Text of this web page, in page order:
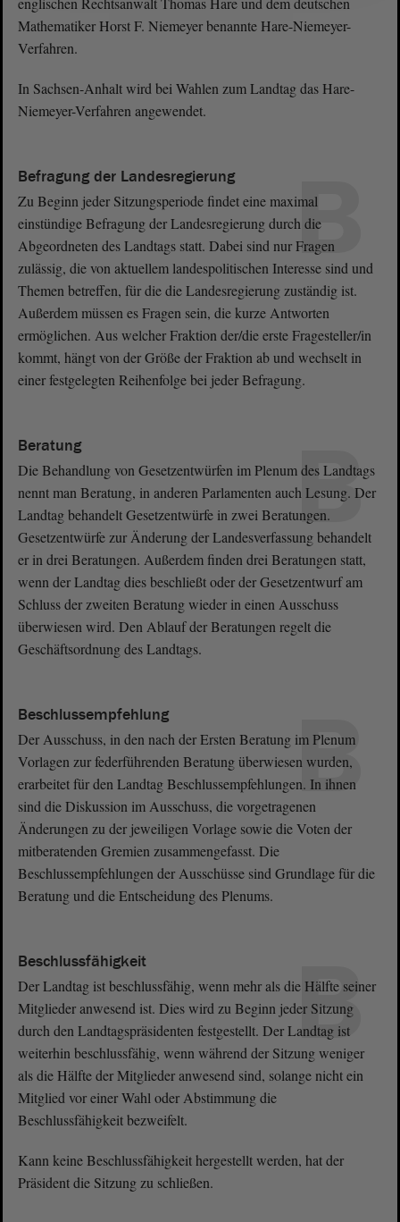
Mathematiker Horst F. Niemeyer benannte Hare-Niemeyer-
Verfahren.
In Sachsen-Anhalt wird bei Wahlen zum Landtag das Hare-
Niemeyer-Verfahren angewendet.
B
Befragung der Landesregierung
Zu Beginn jeder Sitzungsperiode findet eine maximal
einstündige Befragung der Landesregierung durch die
Abgeordneten des Landtags statt. Dabei sind nur Fragen
zulässig, die von aktuellem landespolitischen Interesse sind und
Themen betreffen, für die die Landesregierung zuständig ist.
Außerdem müssen es Fragen sein, die kurze Antworten
ermöglichen. Aus welcher Fraktion der/die erste Fragesteller/in
kommt, hängt von der Größe der Fraktion ab und wechselt in
einer festgelegten Reihenfolge bei jeder Befragung.
B
Beratung
Die Behandlung von Gesetzentwürfen im Plenum des Landtags
nennt man Beratung, in anderen Parlamenten auch Lesung. Der
Landtag behandelt Gesetzentwürfe in zwei Beratungen.
Gesetzentwürfe zur Änderung der Landesverfassung behandelt
er in drei Beratungen. Außerdem finden drei Beratungen statt,
wenn der Landtag dies beschließt oder der Gesetzentwurf am
Schluss der zweiten Beratung wieder in einen Ausschuss
überwiesen wird. Den Ablauf der Beratungen regelt die
Geschäftsordnung des Landtags.
B
Beschlussempfehlung
Der Ausschuss, in den nach der Ersten Beratung im Plenum
Vorlagen zur federführenden Beratung überwiesen wurden,
erarbeitet für den Landtag Beschlussempfehlungen. In ihnen
sind die Diskussion im Ausschuss, die vorgetragenen
Änderungen zu der jeweiligen Vorlage sowie die Voten der
mitberatenden Gremien zusammengefasst. Die
Beschlussempfehlungen der Ausschüsse sind Grundlage für die
Beratung und die Entscheidung des Plenums.
B
Beschlussfähigkeit
Der Landtag ist beschlussfähig, wenn mehr als die Hälfte seiner
Mitglieder anwesend ist. Dies wird zu Beginn jeder Sitzung
durch den Landtagspräsidenten festgestellt. Der Landtag ist
weiterhin beschlussfähig, wenn während der Sitzung weniger
als die Hälfte der Mitglieder anwesend sind, solange nicht ein
Mitglied vor einer Wahl oder Abstimmung die
Beschlussfähigkeit bezweifelt.
Kann keine Beschlussfähigkeit hergestellt werden, hat der
Präsident die Sitzung zu schließen.